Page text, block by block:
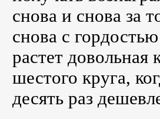
снова и снова за
снова с
растет довольная
шестого круга,
десять раз